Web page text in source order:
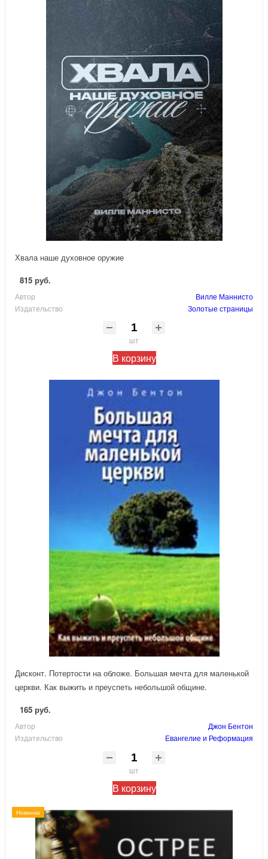
Хвала наше духовное оружие
815 руб.
Автор
Вилле Маннисто
Издательство
Золотые страницы
шт
В корзину
Дисконт. Потертости на обложе. Большая мечта для маленькой
церкви. Как выжить и преуспеть небольшой общине.
165 руб.
Автор
Джон Бентон
Издательство
Евангелие и Реформация
шт
В корзину
Новинка